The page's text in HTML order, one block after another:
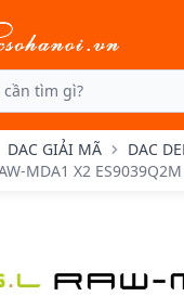
DAC GIẢI MÃ
DAC
MDA1 X2 ES9039Q2M